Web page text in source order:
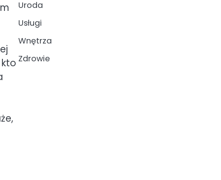
Uroda
Usługi
Wnętrza
Zdrowie